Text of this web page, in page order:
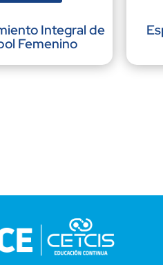
Integral de
Femenino